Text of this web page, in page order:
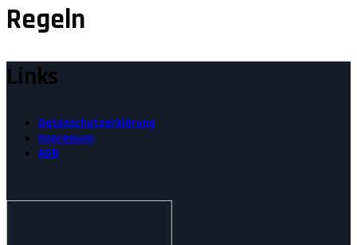
Regeln
Links
Datenschutzerklärung
Impressum
AGB